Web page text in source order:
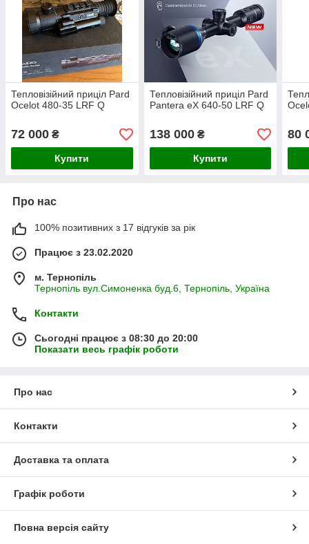
Тепловізійний приціл Pard
Ocelot 480-35 LRF Q
72 000 ₴
Купити
Тепловізійний приціл Pard
Pantera eX 640-50 LRF Q
138 000₴
Купити
80
Про нас
100% позитивних з 17 відгуків за рік
Працює з 23.02.2020
м. Тернопіль
Тернопіль вул.Симоненка буд.6, Тернопіль, Україна
Контакти
Сьогодні працює з 08:30 до 20:00
Показати весь графік роботи
Про нас
Контакти
Доставка та оплата
Графік роботи
Повна версія сайту